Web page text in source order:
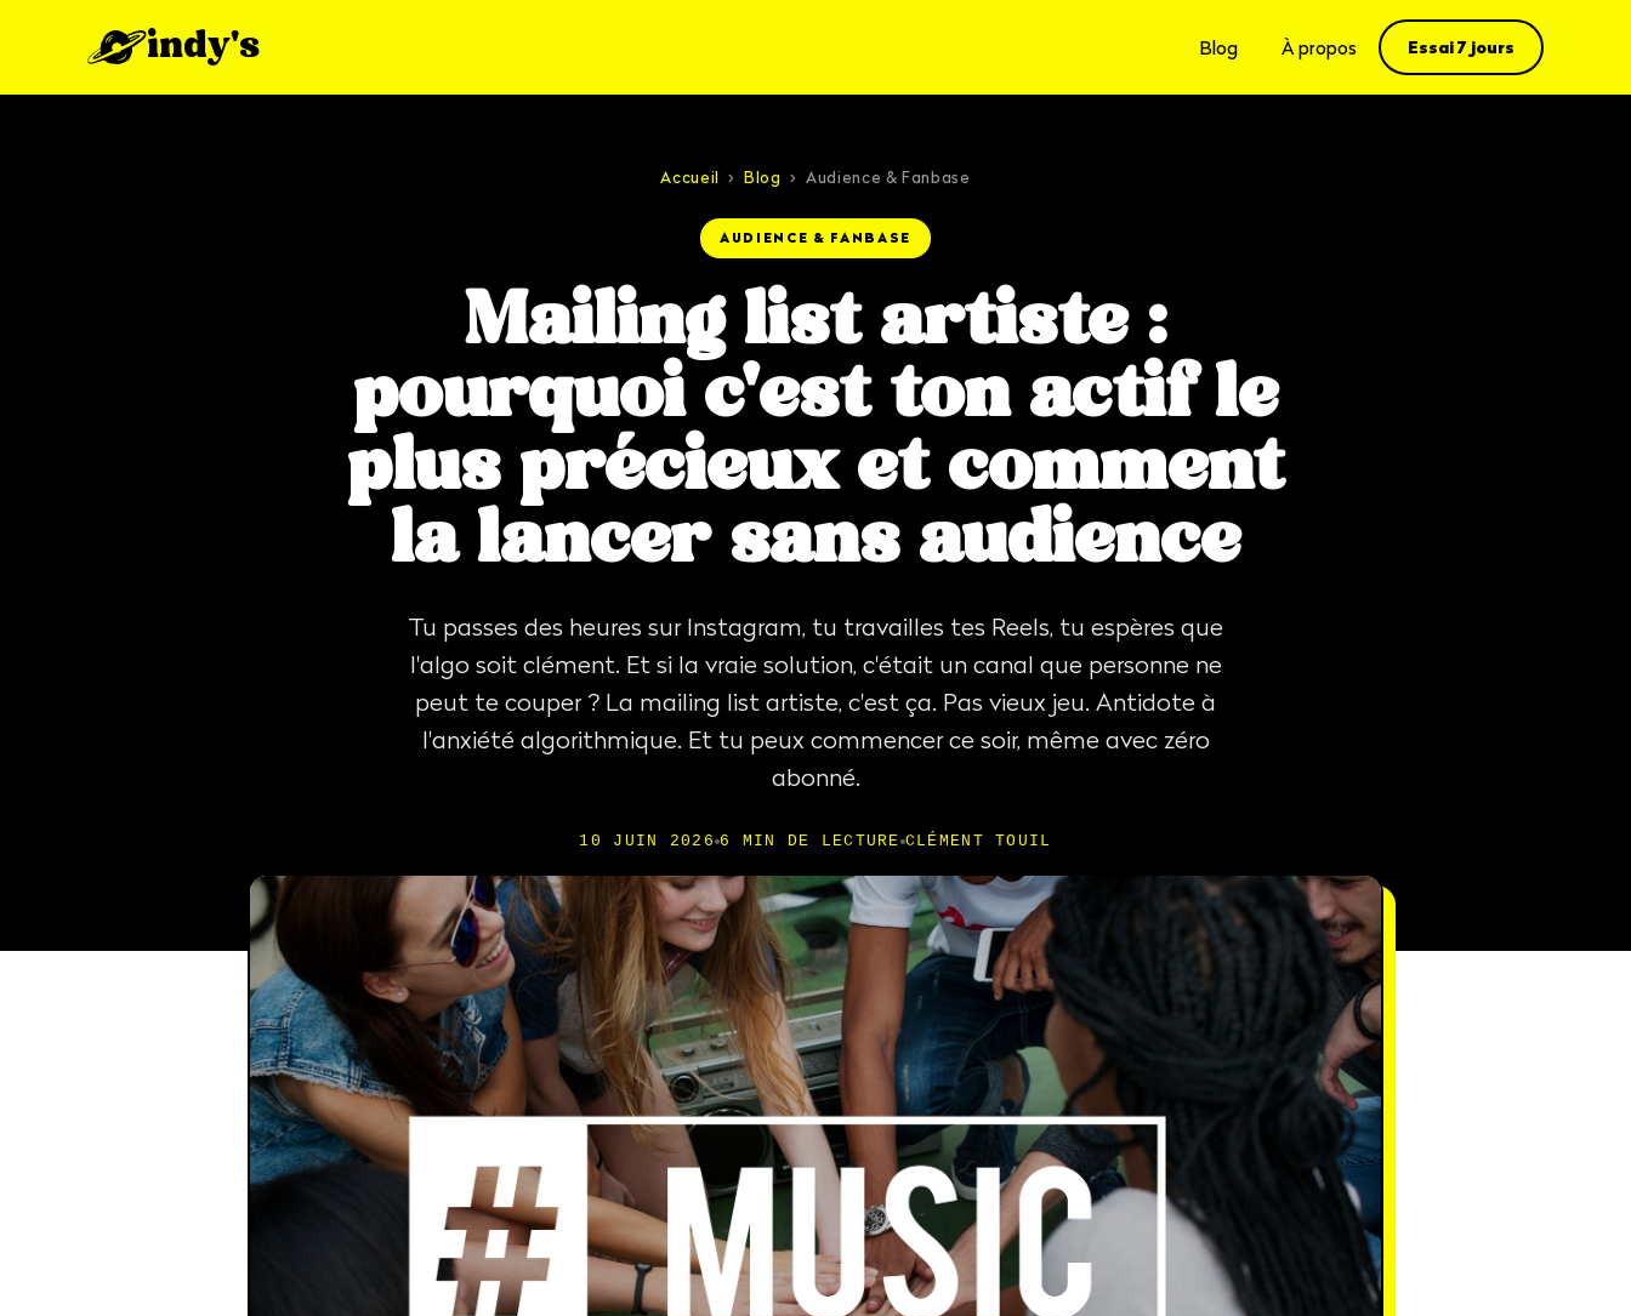
indy's Blog À propos Essai 7 jours
Accueil ›Blog › Audience & Fanbase
AUDIENCE & FANBASE
Mailing list artiste :
pourquoi c'est ton actif le
plus précieux et comment
la lancer sans audience
Tu passes des heures sur Instagram, tu travailles tes Reels, tu espères que
l'algo soit clément. Et si la vraie solution, c'était un canal que personne ne
peut te couper ? La mailing list artiste, c'est ça. Pas vieux jeu. Antidote à
l'anxiété algorithmique. Et tu peux commencer ce soir, même avec zéro
abonné.
10 JUIN 2026 6 MIN DE LECTURE CLÉMENT TOUIL